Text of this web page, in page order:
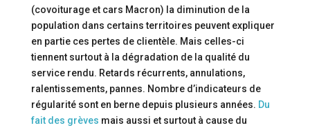
(covoiturage et cars Macron) la diminution de la
population dans certains territoires peuvent expliquer
en partie ces pertes de clientèle. Mais celles-ci
tiennent surtout à la dégradation de la qualité du
service rendu. Retards récurrents, annulations,
ralentissements, pannes. Nombre d’indicateurs de
régularité sont en berne depuis plusieurs années. Du
fait des grèves mais aussi et surtout à cause du